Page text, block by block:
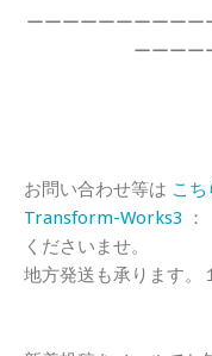
ーーーーーーーーー
ーーー
お問い合わせ等は こ
Transform-Works3
くださいませ。
地方発送も承ります。